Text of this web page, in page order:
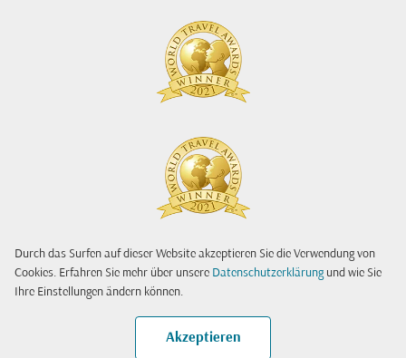
Durch das Surfen auf dieser Website akzeptieren Sie die Verwendung von
Cookies. Erfahren Sie mehr über unsere Datenschutzerklärung und wie Sie
Ihre Einstellungen ändern können.
Akzeptieren